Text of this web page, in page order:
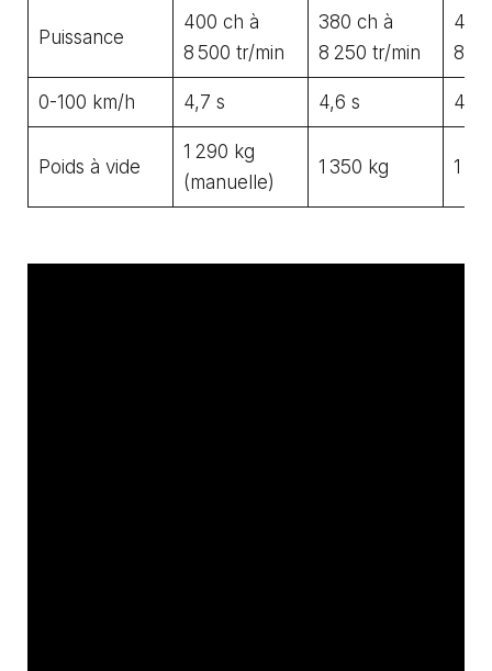
Puissance
400 ch à
8 500 tr/min
380 ch à
8 250 tr/min
490
8
0-100 km/h 4,7 s 4,6 s 4,0
Poids à vide
1 290 kg
(manuelle)
1 350 kg 1